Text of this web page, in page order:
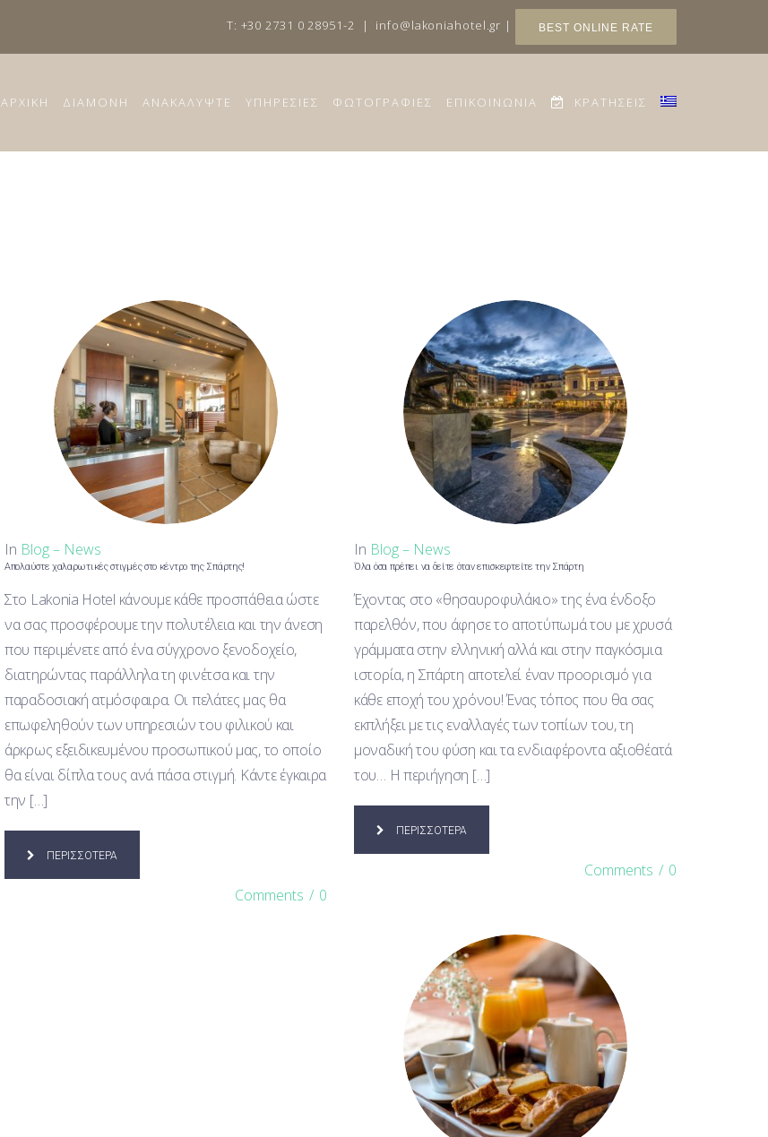
T: +30 2731 0 28951-2 | info@lakoniahotel.gr | BEST ONLINE RATE
ΑΡΧΙΚΗ ΔΙΑΜΟΝΗ ΑΝΑΚΑΛΥΨΤΕ ΥΠΗΡΕΣΙΕΣ ΦΩΤΟΓΡΑΦΙΕΣ ΕΠΙΚΟΙΝΩΝΙΑ ΚΡΑΤΗΣΕΙΣ
In Blog – News
Απολαύστε χαλαρωτικές στιγμές στο κέντρο της Σπάρτης!
Στο Lakonia Hotel κάνουμε κάθε προσπάθεια ώστε
να σας προσφέρουμε την πολυτέλεια και την άνεση
που περιμένετε από ένα σύγχρονο ξενοδοχείο,
διατηρώντας παράλληλα τη φινέτσα και την
παραδοσιακή ατμόσφαιρα. Οι πελάτες μας θα
επωφεληθούν των υπηρεσιών του φιλικού και
άρκρως εξειδικευμένου προσωπικού μας, το οποίο
θα είναι δίπλα τους ανά πάσα στιγμή. Κάντε έγκαιρα
την […]
ΠΕΡΙΣΣΟΤΕΡΑ
Comments / 0
In Blog – News
Όλα όσα πρέπει να δείτε όταν επισκεφτείτε την Σπάρτη
Έχοντας στο «θησαυροφυλάκιο» της ένα ένδοξο
παρελθόν, που άφησε το αποτύπωμά του με χρυσά
γράμματα στην ελληνική αλλά και στην παγκόσμια
ιστορία, η Σπάρτη αποτελεί έναν προορισμό για
κάθε εποχή του χρόνου! Ένας τόπος που θα σας
εκπλήξει με τις εναλλαγές των τοπίων του, τη
μοναδική του φύση και τα ενδιαφέροντα αξιοθέατά
του… Η περιήγηση […]
ΠΕΡΙΣΣΟΤΕΡΑ
Comments / 0